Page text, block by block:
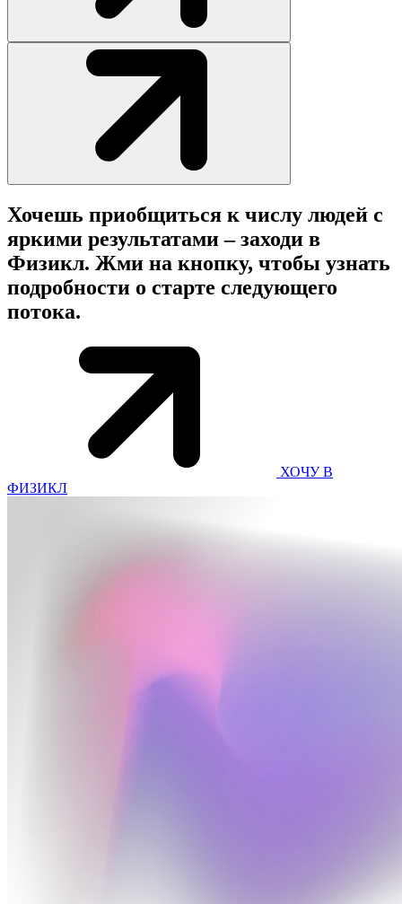
Хочешь приобщиться к числу людей с
яркими результатами – заходи в
Физикл. Жми на кнопку, чтобы узнать
подробности о старте следующего
потока.
ХОЧУ В
ФИЗИКЛ